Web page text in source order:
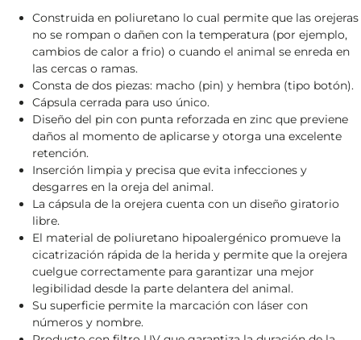
Construida en poliuretano lo cual permite que las orejeras
no se rompan o dañen con la temperatura (por ejemplo,
cambios de calor a frio) o cuando el animal se enreda en
las cercas o ramas.
Consta de dos piezas: macho (pin) y hembra (tipo botón).
Cápsula cerrada para uso único.
Diseño del pin con punta reforzada en zinc que previene
daños al momento de aplicarse y otorga una excelente
retención.
Inserción limpia y precisa que evita infecciones y
desgarres en la oreja del animal.
La cápsula de la orejera cuenta con un diseño giratorio
libre.
El material de poliuretano hipoalergénico promueve la
cicatrización rápida de la herida y permite que la orejera
cuelgue correctamente para garantizar una mejor
legibilidad desde la parte delantera del animal.
Su superficie permite la marcación con láser con
números y nombre.